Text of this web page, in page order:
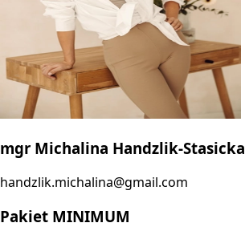
mgr Michalina Handzlik-Stasicka
handzlik.michalina@gmail.com
Pakiet MINIMUM